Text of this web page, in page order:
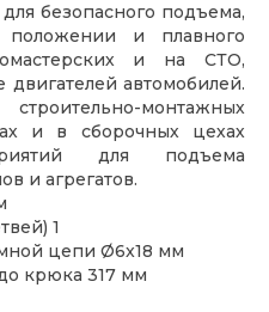
безопасного подъема,
и плавного
и на СТО,
автомобилей.
монтажных
и в сборочных цехах
для подъема
и агрегатов.
1
цепи Ø6x18 мм
крюка 317 мм